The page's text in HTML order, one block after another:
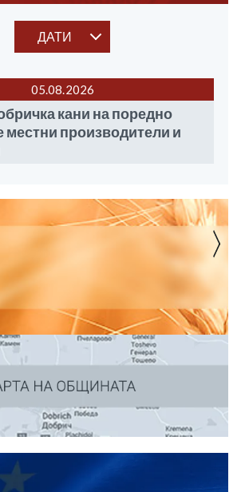
ДАТИ
05.08 2026
кани на поредно
местни производители и